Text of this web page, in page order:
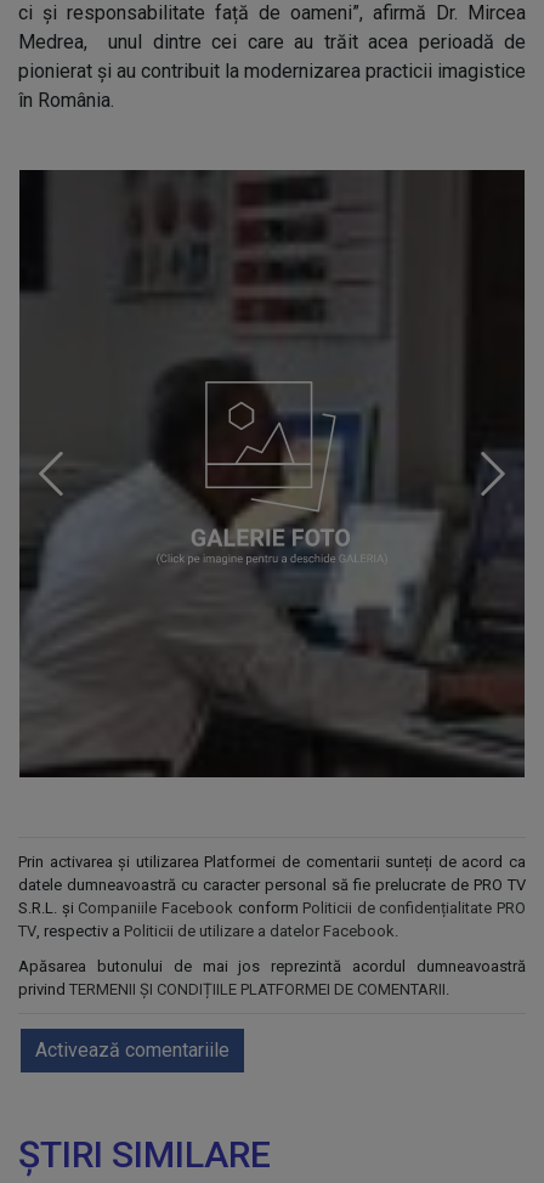
ci și responsabilitate față de oameni”, afirmă Dr. Mircea
Medrea, unul dintre cei care au trăit acea perioadă de
pionierat și au contribuit la modernizarea practicii imagistice
în România.
Prin activarea și utilizarea Platformei de comentarii sunteți de acord ca
datele dumneavoastră cu caracter personal să fie prelucrate de PRO TV
S.R.L. și Companiile Facebook conform Politicii de confidențialitate PRO
TV, respectiv a Politicii de utilizare a datelor Facebook.
Apăsarea butonului de mai jos reprezintă acordul dumneavoastră
privind TERMENII ȘI CONDIȚIILE PLATFORMEI DE COMENTARII.
Activează comentariile
ȘTIRI SIMILARE